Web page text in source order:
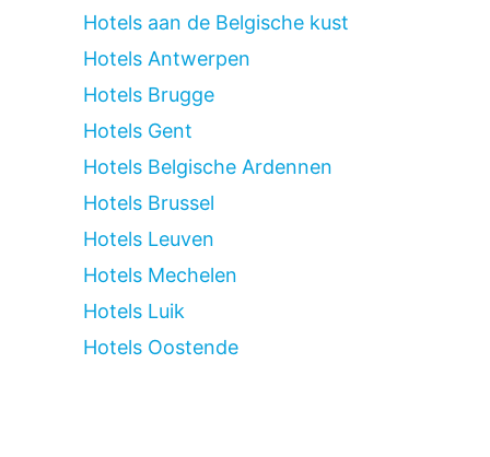
Hotels aan de Belgische kust
Hotels Antwerpen
Hotels Brugge
Hotels Gent
Hotels Belgische Ardennen
Hotels Brussel
Hotels Leuven
Hotels Mechelen
Hotels Luik
Hotels Oostende